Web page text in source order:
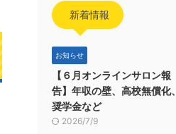
新着情報
お知らせ
【６月オンラインサロン報
告】年収の壁、高校無償化、
奨学金など
2026/7/9